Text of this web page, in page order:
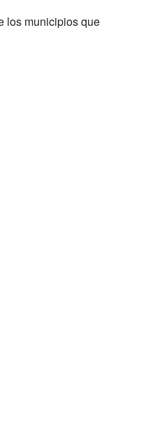
los municipios que